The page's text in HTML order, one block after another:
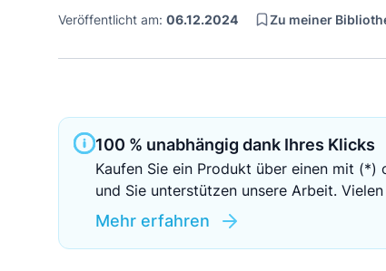
Veröffentlicht am: 06.12.2024 Zu meiner
100 % unabhängig dank Ihres Klicks
Kaufen Sie ein Produkt über einen mit (*)
und Sie unterstützen unsere Arbeit.
Mehr erfahren